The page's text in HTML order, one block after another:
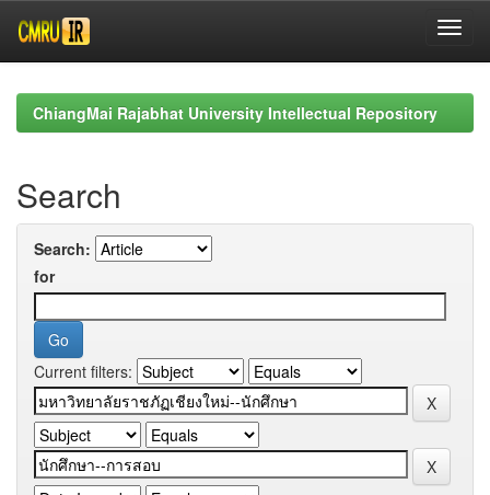
navigationChiangMai Rajabhat University Intellectual Repository
Search
Search:
for
Current filters: